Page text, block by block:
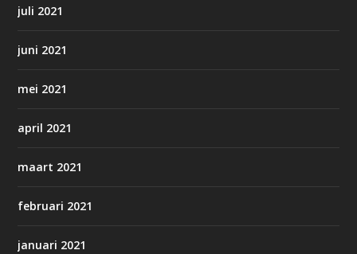
juli 2021
juni 2021
mei 2021
april 2021
maart 2021
februari 2021
januari 2021